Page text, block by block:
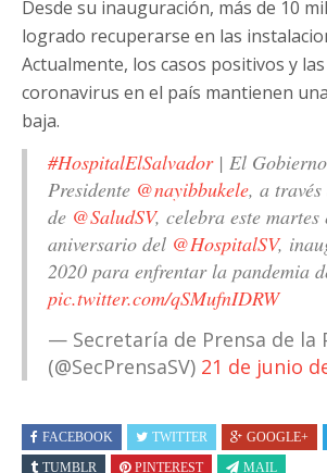
Desde su inauguración, más de 10
logrado recuperarse en las
Actualmente, los casos positivos y
coronavirus en el país mantienen
baja.
#HospitalElSalvador| El
Presidente @nayibbukele, a
de @SaludSV, celebra este martes
aniversario del @HospitalSV,
2020 para enfrentar la pandemia
pic.twitter.com/qSMufnIDRW
— Secretaría de Prensa de la
(@SecPrensaSV) 21 de junio
FACEBOOK TWITTER GOOGLE+
TUMBLR
PINTEREST MAIL